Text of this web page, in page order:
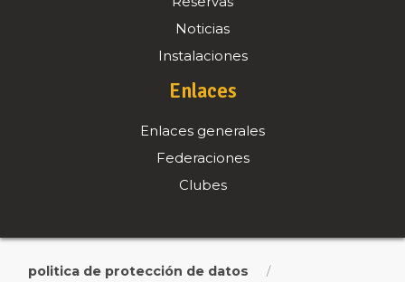
Noticias
Instalaciones
Enlaces
Enlaces generales
Federaciones
Clubes
politica de protección de datos /